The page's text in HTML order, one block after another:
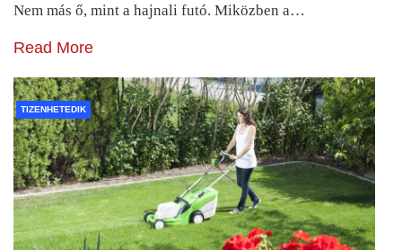
Nem más ő, mint a hajnali futó. Miközben a…
Read More
TIZENHETEDIK